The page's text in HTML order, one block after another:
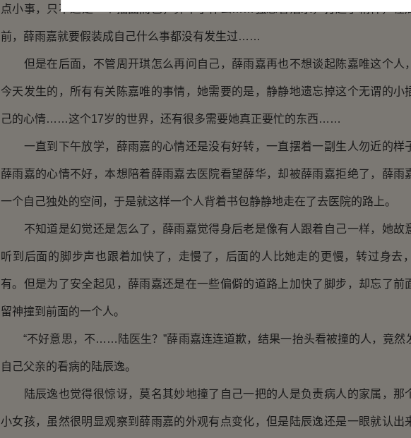
点小事，只不过是一个插曲而已，算不了什么……强忍着泪水，打起了精神，在
前，薛雨嘉就要假装成自己什么事都没有发生过……
但是在后面，不管周开琪怎么再问自己，薛雨嘉再也不想谈起陈嘉唯这个人
今天发生的，所有有关陈嘉唯的事情，她需要的是，静静地遗忘掉这个无谓的小
己的心情……这个17岁的世界，还有很多需要她真正要忙的东西……
一直到下午放学，薛雨嘉的心情还是没有好转，一直摆着一副生人勿近的样
薛雨嘉的心情不好，本想陪着薛雨嘉去医院看望薛华，却被薛雨嘉拒绝了，薛雨
一个自己独处的空间，于是就这样一个人背着书包静静地走在了去医院的路上。
不知道是幻觉还是怎么了，薛雨嘉觉得身后老是像有人跟着自己一样，她故
听到后面的脚步声也跟着加快了，走慢了，后面的人比她走的更慢，转过身去
有。但是为了安全起见，薛雨嘉还是在一些偏僻的道路上加快了脚步，却忘了前
留神撞到前面的一个人。
“不好意思，不……陆医生？”薛雨嘉连连道歉，结果一抬头看被撞的人，竟然
自己父亲的看病的陆辰逸。
陆辰逸也觉得很惊讶，莫名其妙地撞了自己一把的人是负责病人的家属，那
小女孩，虽然很明显观察到薛雨嘉的外观有点变化，但是陆辰逸还是一眼就认出